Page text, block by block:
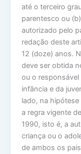
até o terceiro
parentesco ou
autorizado pelo
redação deste
12 (doze) anos.
deve ser obtida
ou o
infância e da
lado, na
a regra vigente
1990, isto é, a
criança ou o
de ambos os